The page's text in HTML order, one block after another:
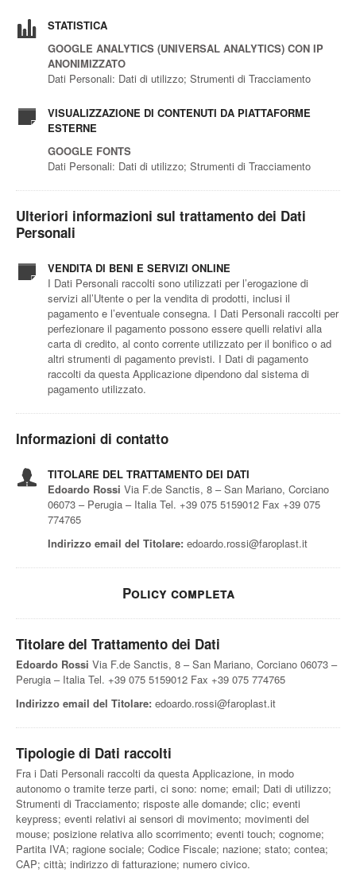
STATISTICA
GOOGLE ANALYTICS (UNIVERSAL ANALYTICS) CON IP
ANONIMIZZATO
Dati Personali: Dati di utilizzo; Strumenti di Tracciamento
VISUALIZZAZIONE DI CONTENUTI DA PIATTAFORME
ESTERNE
GOOGLE FONTS
Dati Personali: Dati di utilizzo; Strumenti di Tracciamento
Ulteriori informazioni sul trattamento dei Dati
Personali
VENDITA DI BENI E SERVIZI ONLINE
I Dati Personali raccolti sono utilizzati per l’erogazione di
servizi all’Utente o per la vendita di prodotti, inclusi il
pagamento e l’eventuale consegna. I Dati Personali raccolti per
perfezionare il pagamento possono essere quelli relativi alla
carta di credito, al conto corrente utilizzato per il bonifico o ad
altri strumenti di pagamento previsti. I Dati di pagamento
raccolti da questa Applicazione dipendono dal sistema di
pagamento utilizzato.
Informazioni di contatto
TITOLARE DEL TRATTAMENTO DEI DATI
Edoardo Rossi Via F.de Sanctis, 8 – San Mariano, Corciano
06073 – Perugia – Italia Tel. +39 075 5159012 Fax +39 075
774765
Indirizzo email del Titolare: edoardo.rossi@faroplast.it
Policy completa
Titolare del Trattamento dei Dati
Edoardo Rossi Via F.de Sanctis, 8 – San Mariano, Corciano 06073 –
Perugia – Italia Tel. +39 075 5159012 Fax +39 075 774765
Indirizzo email del Titolare: edoardo.rossi@faroplast.it
Tipologie di Dati raccolti
Fra i Dati Personali raccolti da questa Applicazione, in modo
autonomo o tramite terze parti, ci sono: nome; email; Dati di utilizzo;
Strumenti di Tracciamento; risposte alle domande; clic; eventi
keypress; eventi relativi ai sensori di movimento; movimenti del
mouse; posizione relativa allo scorrimento; eventi touch; cognome;
Partita IVA; ragione sociale; Codice Fiscale; nazione; stato; contea;
CAP; città; indirizzo di fatturazione; numero civico.